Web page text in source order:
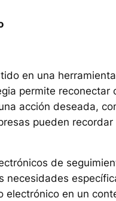
en una
permite
acción deseada,
pueden
de
en un